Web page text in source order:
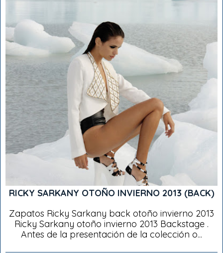
RICKY SARKANY OTOÑO INVIERNO 2013 (BACK)
Zapatos Ricky Sarkany back otoño invierno 2013
Ricky Sarkany otoño invierno 2013 Backstage .
Antes de la presentación de la colección o...